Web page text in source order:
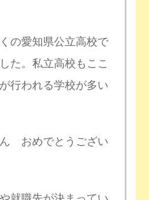
の愛知県公立高校で
た。私立高校もここ
行われる学校が多い
おめでとうござい